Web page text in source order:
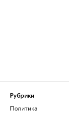
Рубрики
Политика